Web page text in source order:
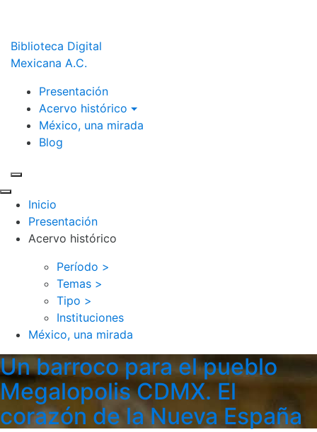
Biblioteca Digital
Mexicana A.C.
Presentación
Acervo histórico
México, una mirada
Blog
Inicio
Presentación
Acervo histórico
Período >
Temas >
Tipo >
Instituciones
México, una mirada
Un barroco para el pueblo
Megalopolis CDMX. El
corazón de la Nueva España